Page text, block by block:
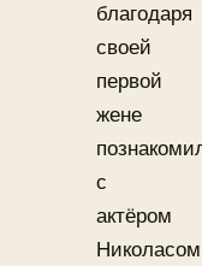
благодаря
своей
первой
жене
с
актёром
Николасом